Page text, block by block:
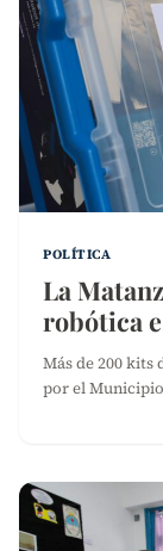
POLÍTICA
La
robótica
Más de 200
por el